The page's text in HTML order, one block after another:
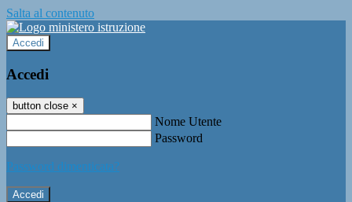
Salta al contenuto
Accedi
Accedi
button close ×
Nome Utente
Password
Password dimenticata?